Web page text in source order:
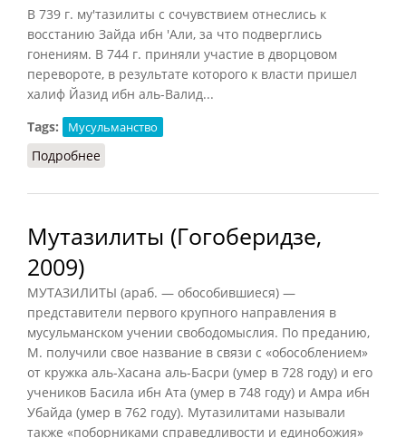
В 739 г. му'тазилиты с сочувствием отнеслись к
восстанию Зайда ибн 'Али, за что подверглись
гонениям. В 744 г. приняли участие в дворцовом
перевороте, в результате которого к власти пришел
халиф Йазид ибн аль-Валид...
Tags:
Мусульманство
Подробнее
Мутазилиты (Гогоберидзе,
2009)
МУТАЗИЛИТЫ (араб. — обособившиеся) —
представители первого крупного направления в
мусульманском учении свободомыслия. По преданию,
М. получили свое название в связи с «обособлением»
от кружка аль-Хасана аль-Басри (умер в 728 году) и его
учеников Басила ибн Ата (умер в 748 году) и Амра ибн
Убайда (умер в 762 году). Мутазилитами называли
также «поборниками справедливости и единобожия»